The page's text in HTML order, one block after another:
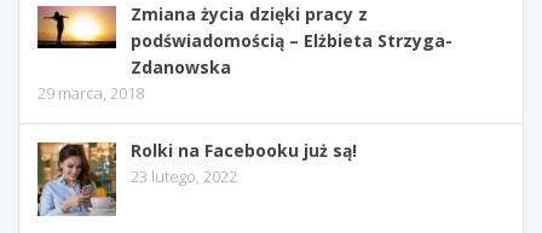
Zmiana życia dzięki pracy z
podświadomością – Elżbieta Strzyga-
Zdanowska
29 marca, 2018
Rolki na Facebooku już są!
23 lutego, 2022